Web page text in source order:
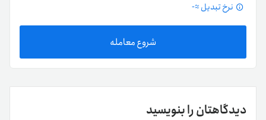
نرخ تبدیل ≈-
شروع معامله
دیدگاهتان را بنویسید